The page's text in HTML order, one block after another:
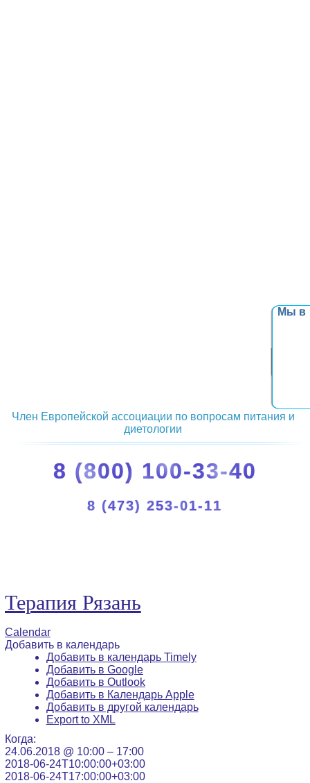
Мы в
Член Европейской ассоциации по вопросам питания и
диетологии
8 (800) 100-33-40
8 (473) 253-01-11
Терапия Рязань
Calendar
Добавить в календарь
Добавить в календарь Timely
Добавить в Google
Добавить в Outlook
Добавить в Календарь Apple
Добавить в другой календарь
Export to XML
Когда:
24.06.2018 @ 10:00 – 17:00
2018-06-24T10:00:00+03:00
2018-06-24T17:00:00+03:00